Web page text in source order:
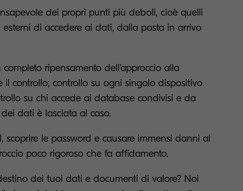
dei propri punti più deboli, cioè quelli
di accedere ai dati, dalla posta in arrivo
ripensamento dell’approccio alla
il controllo; controllo su ogni singolo dispositivo
su chi accede ai database condivisi e da
dati è lasciata al caso.
scoprire le password e causare immensi danni al
poco rigoroso che fa affidamento.
dei tuoi dati e documenti di valore? Noi